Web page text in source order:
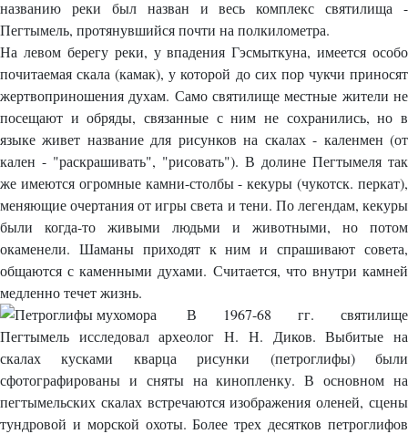
названию реки был назван и весь комплекс святилища -
Пегтымель, протянувшийся почти на полкилометра.
На левом берегу реки, у впадения Гэсмыткуна, имеется особо
почитаемая скала (камак), у которой до сих пор чукчи приносят
жертвоприношения духам. Само святилище местные жители не
посещают и обряды, связанные с ним не сохранились, но в
языке живет название для рисунков на скалах - каленмен (от
кален - "раскрашивать", "рисовать"). В долине Пегтымеля так
же имеются огромные камни-столбы - кекуры (чукотск. перкат),
меняющие очертания от игры света и тени. По легендам, кекуры
были когда-то живыми людьми и животными, но потом
окаменели. Шаманы приходят к ним и спрашивают совета,
общаются с каменными духами. Считается, что внутри камней
медленно течет жизнь.
В 1967-68 гг. святилище
Пегтымель исследовал археолог Н. Н. Диков. Выбитые на
скалах кусками кварца рисунки (петроглифы) были
сфотографированы и сняты на кинопленку. В основном на
пегтымельских скалах встречаются изображения оленей, сцены
тундровой и морской охоты. Более трех десятков петроглифов